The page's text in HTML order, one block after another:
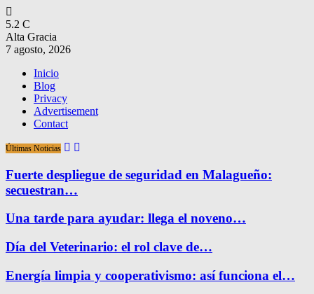
5.2 C
Alta Gracia
7 agosto, 2026
Inicio
Blog
Privacy
Advertisement
Contact
Últimas Noticias
Fuerte despliegue de seguridad en Malagueño:
secuestran…
Una tarde para ayudar: llega el noveno…
Día del Veterinario: el rol clave de…
Energía limpia y cooperativismo: así funciona el…